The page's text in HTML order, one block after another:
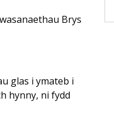
Brys
glas i ymateb i
hynny, ni fydd